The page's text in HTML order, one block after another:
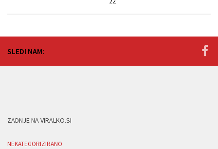
SLEDI NAM:
ZADNJE NA VIRALKO.SI
NEKATEGORIZIRANO